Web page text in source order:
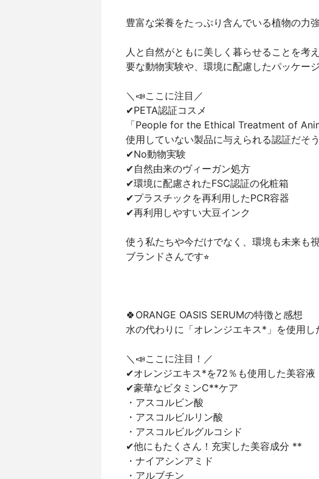
豊富な栄養をたっぷり含んでいる植物の力
人と自然がともに美しく暮らせることを考
要な動物実験や、環境に配慮したパッケー
＼📣ここに注目／
✔︎PETA認証コスメ
「People for the Ethical Treatment of
使用していない製品に与えられる認証だそ
✔︎No動物実験
✔︎自然由来のヴィーガン処方
✔︎環境に配慮されたFSC認証の化粧箱
✔︎プラスチックを再利用したPCR容器
✔︎再利用しやすい大豆インク
使う私たちや今だけでなく、環境も未来も
ブランドさんです⭐︎
🍀ORANGE OASIS SERUMの特徴と感想
水の代わりに「オレンジエキス*」を使用
＼📣ここに注目！／
✔︎オレンジエキス*を72％も使用した美容液
✔︎豪華なビタミンC**ケア
・アスコルビン酸
・アスコルビルリン酸
・アスコルビルグルコシド
✔︎他にもたくさん！充実した美容成分 **
・ナイアシンアミド
・アルブチン